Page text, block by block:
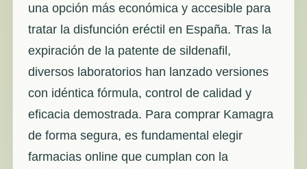
una opción más económica y accesible para
tratar la disfunción eréctil en España. Tras la
expiración de la patente de sildenafil,
diversos laboratorios han lanzado versiones
con idéntica fórmula, control de calidad y
eficacia demostrada. Para comprar Kamagra
de forma segura, es fundamental elegir
farmacias online que cumplan con la